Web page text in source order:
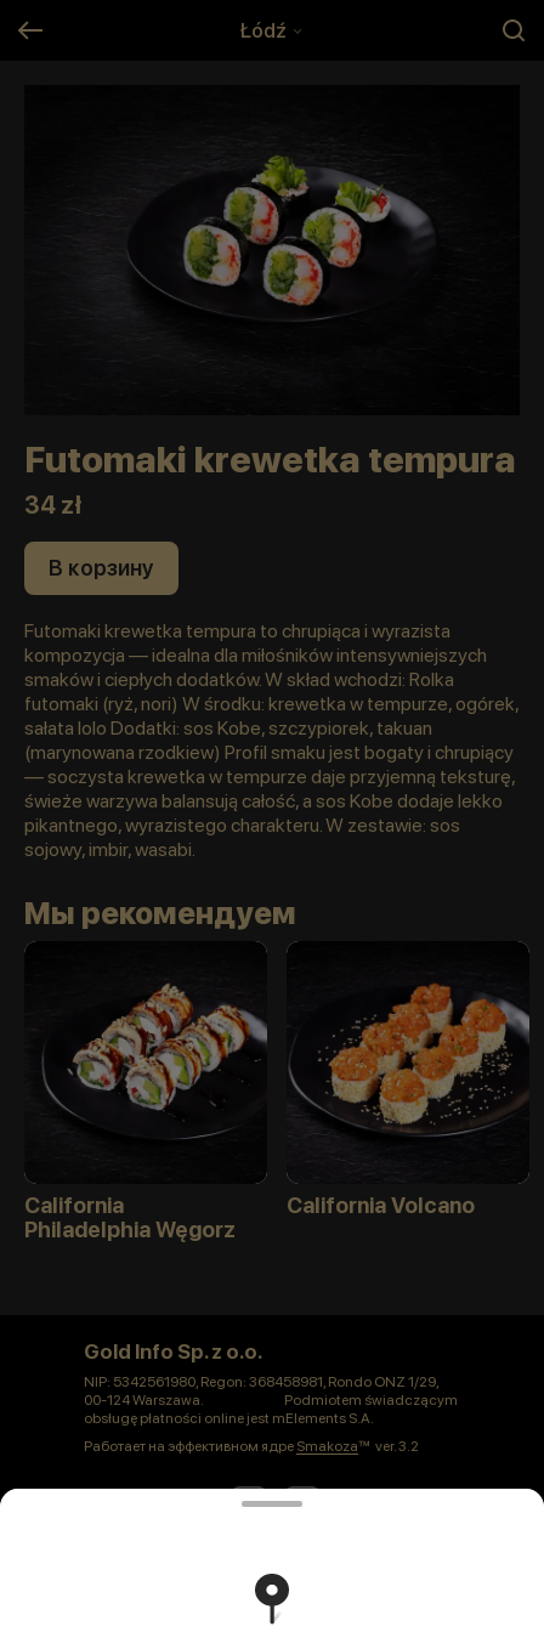
Łódź
Futomaki krewetka tempura
34 zł
В корзину
Futomaki krewetka tempura to chrupiąca i wyrazista
kompozycja — idealna dla miłośników intensywniejszych
smaków i ciepłych dodatków. W skład wchodzi: Rolka
futomaki (ryż, nori) W środku: krewetka w tempurze, ogórek,
sałata lolo Dodatki: sos Kobe, szczypiorek, takuan
(marynowana rzodkiew) Profil smaku jest bogaty i chrupiący
— soczysta krewetka w tempurze daje przyjemną teksturę,
świeże warzywa balansują całość, a sos Kobe dodaje lekko
pikantnego, wyrazistego charakteru. W zestawie: sos
sojowy, imbir, wasabi.
Мы рекомендуем
California
Philadelphia Węgorz
California Volcano
Gold Info Sp. z o.o.
NIP: 5342561980, Regon: 368458981, Rondo ONZ 1/29,
00-124 Warszawa. Podmiotem świadczącym
obsługę płatności online jest mElements S.A.
Работает на эффективном ядре Smakozaver. 3.2
Polityka prywatności
Публичная оферта